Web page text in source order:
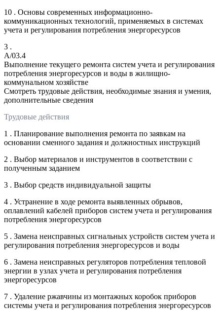
10 . Основы современных информационно-
коммуникационных технологий, применяемых в системах
учета и регулирования потребления энергоресурсов
3 .
A/03.4
Выполнение текущего ремонта систем учета и регулирования
потребления энергоресурсов и воды в жилищно-
коммунальном хозяйстве
Смотреть трудовые действия, необходимые знания и умения,
дополнительные сведения
Трудовые действия
1 . Планирование выполнения ремонта по заявкам на
основании сменного задания и должностных инструкций
2 . Выбор материалов и инструментов в соответствии с
полученным заданием
3 . Выбор средств индивидуальной защиты
4 . Устранение в ходе ремонта выявленных обрывов,
оплавлений кабелей приборов систем учета и регулирования
потребления энергоресурсов
5 . Замена неисправных сигнальных устройств систем учета и
регулирования потребления энергоресурсов и воды
6 . Замена неисправных регуляторов потребления тепловой
энергии в узлах учета и регулирования потребления
энергоресурсов
7 . Удаление ржавчины из монтажных коробок приборов
системы учета и регулирования потребления энергоресурсов